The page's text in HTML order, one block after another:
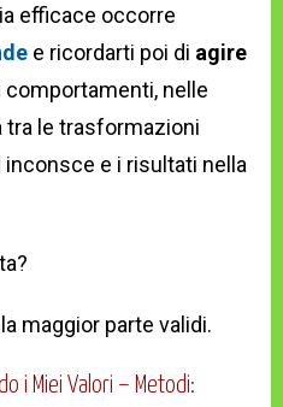
efficace occorre
e ricordarti poi di agire
comportamenti, nelle
tra le trasformazioni
e i risultati nella
maggior parte validi.
i Miei Valori – Metodi: